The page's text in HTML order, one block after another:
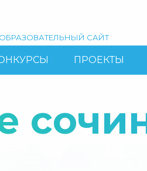
САЙТ
ПРОЕКТЫ